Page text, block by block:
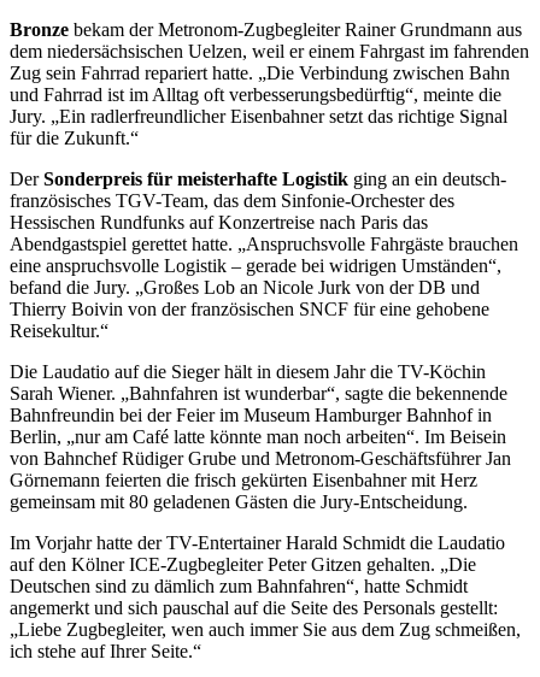
Bronze bekam der Metronom-Zugbegleiter Rainer Grundmann aus
dem niedersächsischen Uelzen, weil er einem Fahrgast im fahrenden
Zug sein Fahrrad repariert hatte. „Die Verbindung zwischen Bahn
und Fahrrad ist im Alltag oft verbesserungsbedürftig“, meinte die
Jury. „Ein radlerfreundlicher Eisenbahner setzt das richtige Signal
für die Zukunft.“
DerSonderpreis für meisterhafte Logistik ging an ein deutsch-
französisches TGV-Team, das dem Sinfonie-Orchester des
Hessischen Rundfunks auf Konzertreise nach Paris das
Abendgastspiel gerettet hatte. „Anspruchsvolle Fahrgäste brauchen
eine anspruchsvolle Logistik – gerade bei widrigen Umständen“,
befand die Jury. „Großes Lob an Nicole Jurk von der DB und
Thierry Boivin von der französischen SNCF für eine gehobene
Reisekultur.“
Die Laudatio auf die Sieger hält in diesem Jahr die TV-Köchin
Sarah Wiener. „Bahnfahren ist wunderbar“, sagte die bekennende
Bahnfreundin bei der Feier im Museum Hamburger Bahnhof in
Berlin, „nur am Café latte könnte man noch arbeiten“. Im Beisein
von Bahnchef Rüdiger Grube und Metronom-Geschäftsführer Jan
Görnemann feierten die frisch gekürten Eisenbahner mit Herz
gemeinsam mit 80 geladenen Gästen die Jury-Entscheidung.
Im Vorjahr hatte der TV-Entertainer Harald Schmidt die Laudatio
auf den Kölner ICE-Zugbegleiter Peter Gitzen gehalten. „Die
Deutschen sind zu dämlich zum Bahnfahren“, hatte Schmidt
angemerkt und sich pauschal auf die Seite des Personals gestellt:
„Liebe Zugbegleiter, wen auch immer Sie aus dem Zug schmeißen,
ich stehe auf Ihrer Seite.“